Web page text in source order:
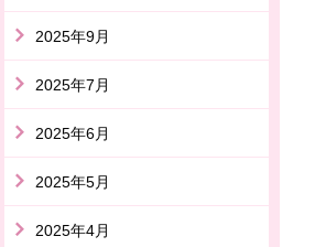
2025年9月
2025年7月
2025年6月
2025年5月
2025年4月